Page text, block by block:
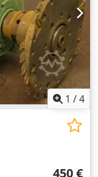
1 /4
450 €